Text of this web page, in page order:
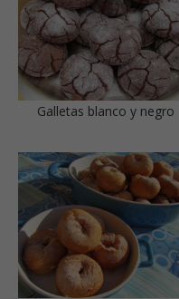
Galletas blanco y negro